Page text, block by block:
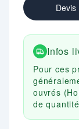
Devis
Infos
Pour ces
ouvrés
de